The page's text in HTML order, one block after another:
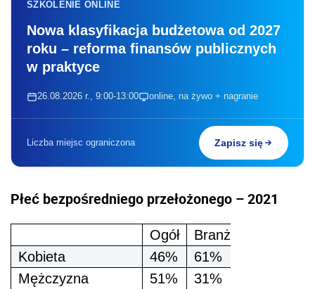
SZKOLENIE ONLINE
Nowa klasyfikacja budżetowa od 2027
roku – reforma finansów publicznych
w praktyce
26.08.2026 r., 9:00-13:00 online, na żywo + nagranie
Liczba miejsc ograniczona Zapisz się
Płeć bezpośredniego przełożonego – 2021
Ogół
Branża finansowo-
Kobieta
46%
61%
Mężczyzna
51% 31%